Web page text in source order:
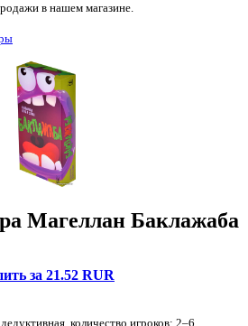
в нашем магазине.
Магеллан Баклажаба
за 21.52 RUR
количество игроков: 2–6,